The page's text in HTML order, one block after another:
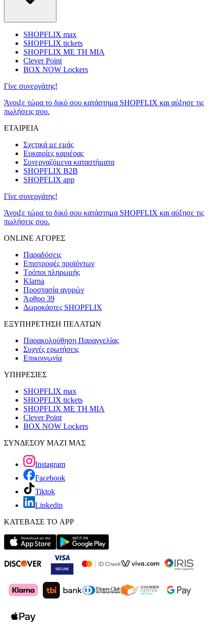
SHOPFLIX max
SHOPFLIX tickets
SHOPFLIX ΜΕ ΤΗ ΜΙΑ
Clever Point
BOX NOW Lockers
Γίνε συνεργάτης!
Άνοιξε τώρα το δικό σου κατάστημα SHOPFLIX και αύξησε τις
πωλήσεις σου.
ΕΤΑΙΡΕΙΑ
Σχετικά με εμάς
Ευκαιρίες καριέρας
Συνεργαζόμενα καταστήματα
SHOPFLIX B2B
SHOPFLIX app
Γίνε συνεργάτης!
Άνοιξε τώρα το δικό σου κατάστημα SHOPFLIX και αύξησε τις
πωλήσεις σου.
ONLINE ΑΓΟΡΕΣ
Παραδόσεις
Επιστροφές προϊόντων
Τρόποι πληρωμής
Klarna
Προστασία αγορών
Άρθρο 39
Δωροκάρτες SHOPFLIX
ΕΞΥΠΗΡΕΤΗΣΗ ΠΕΛΑΤΩΝ
Παρακολούθηση Παραγγελίας
Συχνές ερωτήσεις
Επικοινωνία
ΥΠΗΡΕΣΙΕΣ
SHOPFLIX max
SHOPFLIX tickets
SHOPFLIX ΜΕ ΤΗ ΜΙΑ
Clever Point
BOX NOW Lockers
ΣΥΝΔΕΣΟΥ ΜΑΖΙ ΜΑΣ
Instagram
Facebook
Tiktok
Linkedin
ΚΑΤΕΒΑΣΕ ΤΟ APP